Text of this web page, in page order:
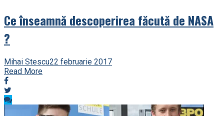
Ce înseamnă descoperirea făcută de NASA
?
Mihai Stescu22 februarie 2017
Read More